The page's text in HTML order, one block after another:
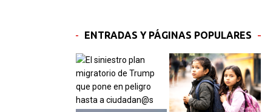
ENTRADAS Y PÁGINAS POPULARES